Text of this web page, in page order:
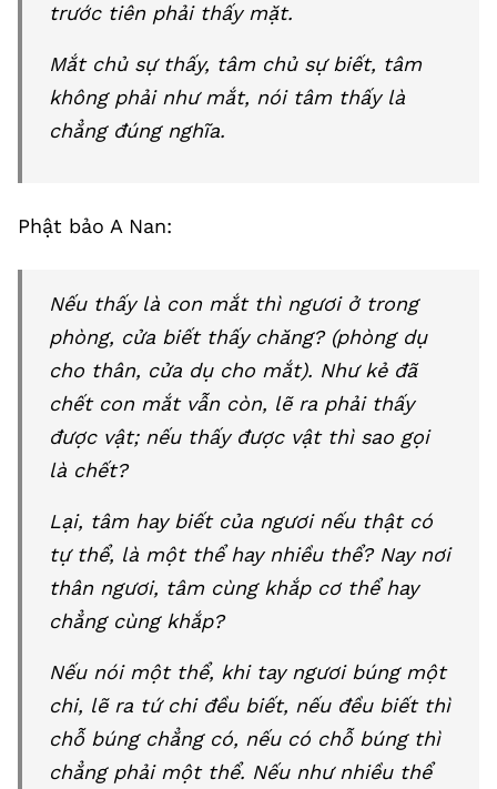
trước tiên phải thấy mặt.
Mắt chủ sự thấy, tâm chủ sự biết, tâm
không phải như mắt, nói tâm thấy là
chẳng đúng nghĩa.
Phật bảo A Nan:
Nếu thấy là con mắt thì ngươi ở trong
phòng, cửa biết thấy chăng? (phòng dụ
cho thân, cửa dụ cho mắt). Như kẻ đã
chết con mắt vẫn còn, lẽ ra phải thấy
được vật; nếu thấy được vật thì sao gọi
là chết?
Lại, tâm hay biết của ngươi nếu thật có
tự thể, là một thể hay nhiều thể? Nay nơi
thân ngươi, tâm cùng khắp cơ thể hay
chẳng cùng khắp?
Nếu nói một thể, khi tay ngươi búng một
chi, lẽ ra tứ chi đều biết, nếu đều biết thì
chỗ búng chẳng có, nếu có chỗ búng thì
chẳng phải một thể. Nếu như nhiều thể